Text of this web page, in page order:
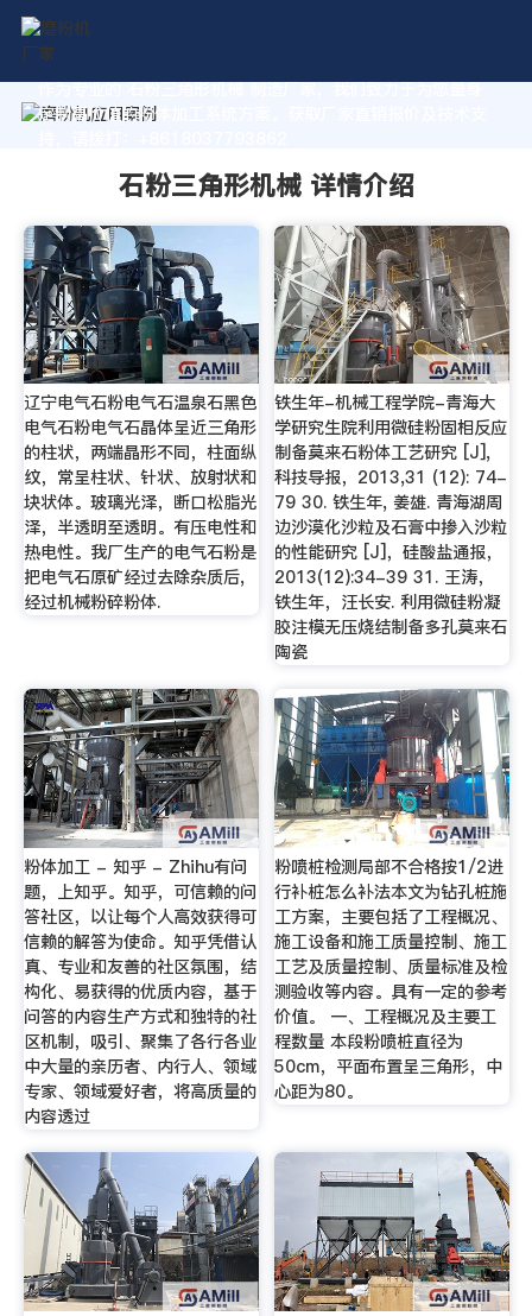
作为专业的 石粉三角形机械 制造厂家，我们致力于为您量身
定制高价值的粉体加工系统方案。获取厂家直销报价及技术支
石粉三角形机械 详情介绍
辽宁电气石粉电气石温泉石黑色
电气石粉电气石晶体呈近三角形
的柱状，两端晶形不同，柱面纵
纹，常呈柱状、针状、放射状和
块状体。玻璃光泽，断口松脂光
泽，半透明至透明。有压电性和
热电性。我厂生产的电气石粉是
把电气石原矿经过去除杂质后,
经过机械粉碎粉体.
铁生年-机械工程学院-青海大
学研究生院利用微硅粉固相反应
制备莫来石粉体工艺研究 [J],
科技导报，2013,31 (12): 74-
79 30. 铁生年, 姜雄. 青海湖周
边沙漠化沙粒及石膏中掺入沙粒
的性能研究 [J]，硅酸盐通报，
2013(12):34-39 31. 王涛，
铁生年，汪长安. 利用微硅粉凝
胶注模无压烧结制备多孔莫来石
陶瓷
粉体加工 - 知乎 - Zhihu有问
题，上知乎。知乎，可信赖的问
答社区，以让每个人高效获得可
信赖的解答为使命。知乎凭借认
真、专业和友善的社区氛围，结
构化、易获得的优质内容，基于
问答的内容生产方式和独特的社
区机制，吸引、聚集了各行各业
中大量的亲历者、内行人、领域
专家、领域爱好者，将高质量的
内容透过
粉喷桩检测局部不合格按1/2进
行补桩怎么补法本文为钻孔桩施
工方案，主要包括了工程概况、
施工设备和施工质量控制、施工
工艺及质量控制、质量标准及检
测验收等内容。具有一定的参考
价值。 一、工程概况及主要工
程数量 本段粉喷桩直径为
50cm，平面布置呈三角形，中
心距为80。